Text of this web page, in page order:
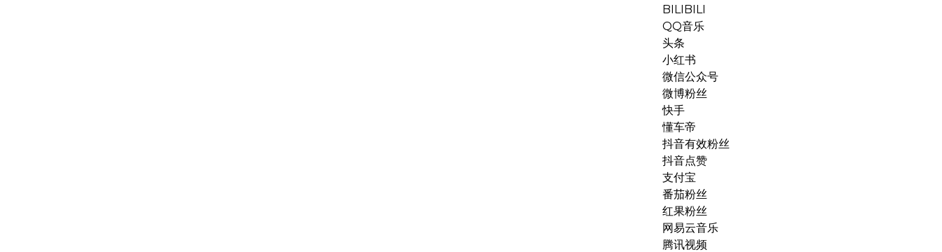
BILIBILI
QQ音乐
头条
小红书
微信公众号
微博粉丝
快手
懂车帝
抖音有效粉丝
抖音点赞
支付宝
番茄粉丝
红果粉丝
网易云音乐
腾讯视频